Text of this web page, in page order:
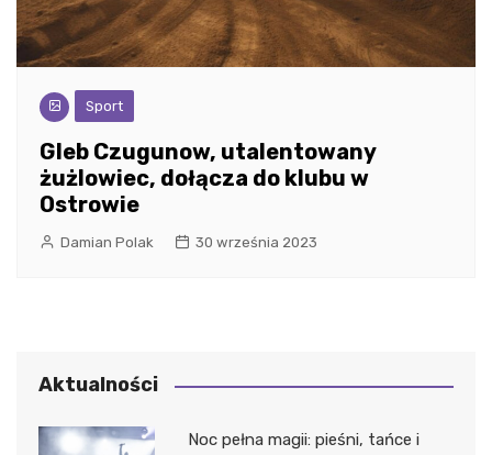
Sport
Gleb Czugunow, utalentowany
żużlowiec, dołącza do klubu w
Ostrowie
Damian Polak 30 września 2023
Aktualności
Noc pełna magii: pieśni, tańce i